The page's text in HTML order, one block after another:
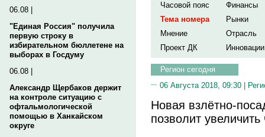
06.08 |
"Единая Россия" получила
первую строку в
избирательном бюллетене на
выборах в Госдуму
06.08 |
Александр Щербаков держит
на контроле ситуацию с
офтальмологической
помощью в Ханкайском
округе
Часовой пояс
Финансы
Тема номера
Рынки
Мнение
Отрасль
Проект ДК
Инновации
Регион сегодня
06 Августа 2018, 09:30 |
Новая взлётно-
позволит